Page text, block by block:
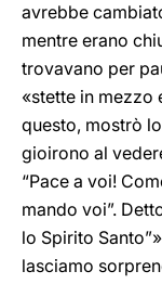
avrebbe
mentre erano
trovavano per
«stette in mezzo
questo, mostrò
gioirono al
“Pace a voi!
mando voi”.
lo Spirito
lasciamo